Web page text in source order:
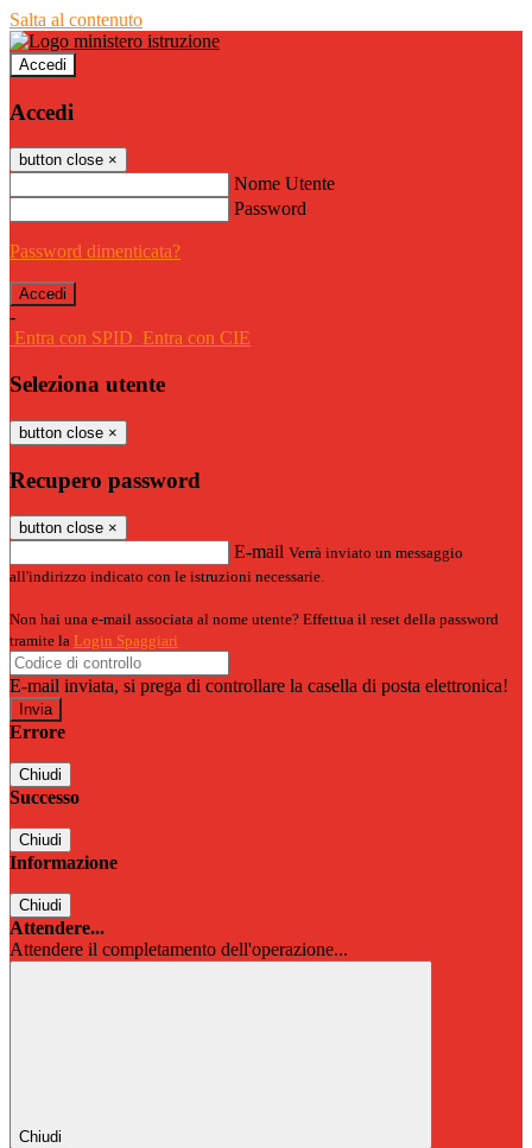
Salta al contenuto
Accedi
Accedi
button close ×
Nome Utente
Password
Password dimenticata?
-
Entra con SPID Entra con CIE
Seleziona utente
button close ×
Recupero password
button close ×
E-mail Verrà inviato un messaggio
all'indirizzo indicato con le istruzioni necessarie.
Non hai una e-mail associata al nome utente? Effettua il reset della password
tramite la Login Spaggiari
E-mail inviata, si prega di controllare la casella di posta elettronica!
Errore
Chiudi
Successo
Chiudi
Informazione
Chiudi
Attendere...
Attendere il completamento dell'operazione...
Chiudi